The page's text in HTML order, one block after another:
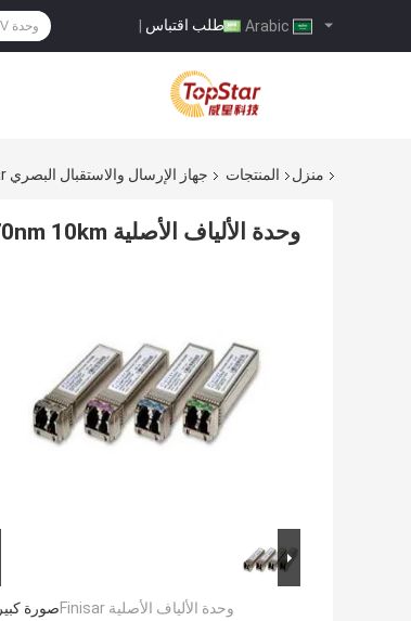
طلب اقتباس |
منزل المنتجات جهاز الإرسال والاستقبال البصري Finisar
وحدة الألياف الأصلية Finisar FTLX2471DC027 10G CWDM 1270nm 10km
صورةوحدة الألياف الأصلية Finisar